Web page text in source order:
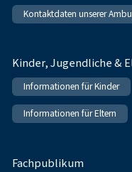
Kontaktdaten unserer
Kinder, Jugendliche &
Informationen für Kinder
Informationen für Eltern
Fachpublikum